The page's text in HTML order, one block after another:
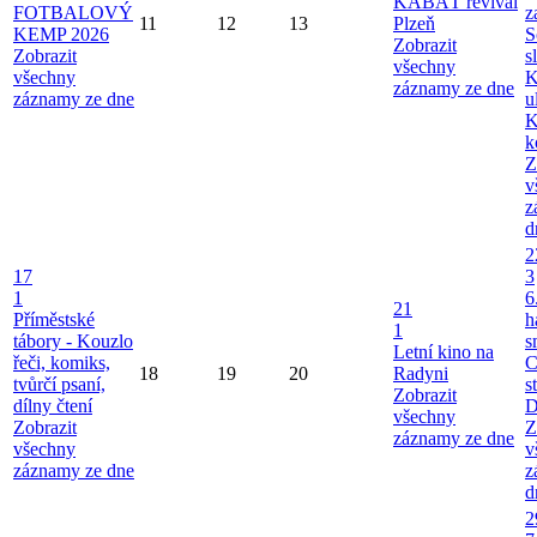
FOTBALOVÝ
KEMP 2026
Zobrazit
všechny
záznamy ze dne
11 12 13
Plzeň
Zobrazit
všechny
záznamy ze dne
17
1
Příměstské
tábory - Kouzlo
řeči, komiks,
tvůrčí psaní,
dílny čtení
Zobrazit
všechny
záznamy ze dne
18 19 20
21
1
Letní kino na
Radyni
Zobrazit
všechny
záznamy ze dne
3